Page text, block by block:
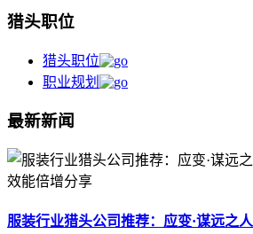
猎头职位
猎头职位
职业规划
最新新闻
服装行业猎头公司推荐：应变·谋远之